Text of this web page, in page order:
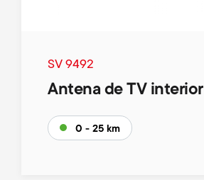
SV 9492
Antena de TV interior
0 - 25 km